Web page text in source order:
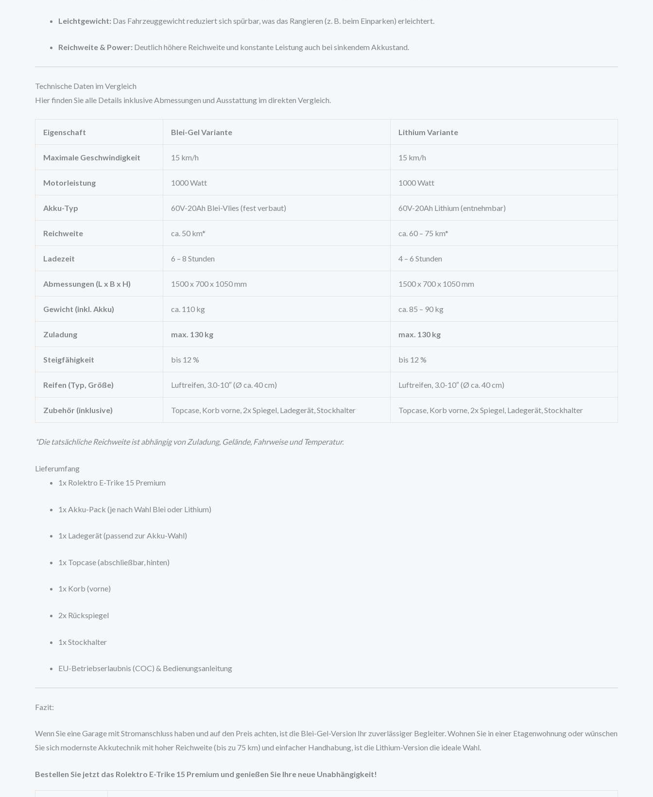
Leichtgewicht: Das Fahrzeuggewicht reduziert sich spürbar, was das Rangieren (z. B. beim Einparken) erleichtert.
Reichweite & Power: Deutlich höhere Reichweite und konstante Leistung auch bei sinkendem Akkustand.
Technische Daten im Vergleich
Hier finden Sie alle Details inklusive Abmessungen und Ausstattung im direkten Vergleich.
Eigenschaft Blei-Gel Variante Lithium Variante
Maximale Geschwindigkeit 15 km/h 15 km/h
Motorleistung 1000 Watt 1000 Watt
Akku-Typ 60V-20Ah Blei-Vlies (fest verbaut) 60V-20Ah Lithium (entnehmbar)
Reichweite ca. 50 km* ca. 60 – 75 km*
Ladezeit 6 – 8 Stunden 4 – 6 Stunden
Abmessungen (L x B x H) 1500 x 700 x 1050 mm 1500 x 700 x 1050 mm
Gewicht (inkl. Akku) ca. 110 kg ca. 85 – 90 kg
Zuladung max. 130 kg max. 130 kg
Steigfähigkeit bis 12 % bis 12 %
Reifen (Typ, Größe) Luftreifen, 3.0-10″ (Ø ca. 40 cm) Luftreifen, 3.0-10″ (Ø ca. 40 cm)
Zubehör (inklusive) Topcase, Korb vorne, 2x Spiegel, Ladegerät, Stockhalter Topcase, Korb vorne, 2x Spiegel, Ladegerät, Stockhalter
*Die tatsächliche Reichweite ist abhängig von Zuladung, Gelände, Fahrweise und Temperatur.
Lieferumfang
1x Rolektro E-Trike 15 Premium
1x Akku-Pack (je nach Wahl Blei oder Lithium)
1x Ladegerät (passend zur Akku-Wahl)
1x Topcase (abschließbar, hinten)
1x Korb (vorne)
2x Rückspiegel
1x Stockhalter
EU-Betriebserlaubnis (COC) & Bedienungsanleitung
Fazit:
Wenn Sie eine Garage mit Stromanschluss haben und auf den Preis achten, ist die Blei-Gel-Version Ihr zuverlässiger Begleiter. Wohnen Sie in einer Etagenwohnung oder wünschen
Sie sich modernste Akkutechnik mit hoher Reichweite (bis zu 75 km) und einfacher Handhabung, ist die Lithium-Version die ideale Wahl.
Bestellen Sie jetzt das Rolektro E-Trike 15 Premium und genießen Sie Ihre neue Unabhängigkeit!